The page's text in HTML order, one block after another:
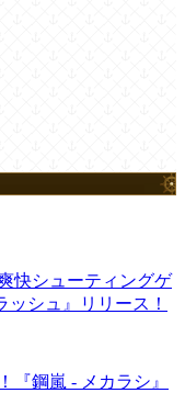
快シューティングゲ
シュ』リリース！
『鋼嵐 - メカラシ』